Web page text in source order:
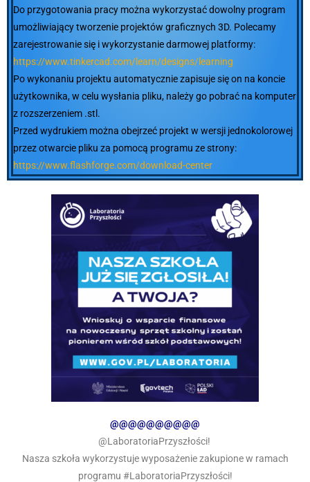
Do przygotowania pracy można wykorzystać dowolny program
umożliwiający tworzenie projektów graficznych 3D. Polecamy
zarejestrowanie się i wykorzystanie darmowej platformy:
https://www.tinkercad.com/learn/designs/learning
Po wykonaniu projektu automatycznie zapisuje się on na koncie
użytkownika, w celu wysłania pliku, należy go pobrać na komputer
z rozszerzeniem .stl.
Przed wydrukiem można obejrzeć projekt w wersji jednokolorowej
przez otwarcie pliku za pomocą programu ze strony:
https://www.flashforge.com/download-center
@@@@@@@@@@
@LaboratoriaPrzyszłości!
Nasza szkoła wykorzystuje wyposażenie zakupione w ramach
programu #LaboratoriaPrzyszłości!